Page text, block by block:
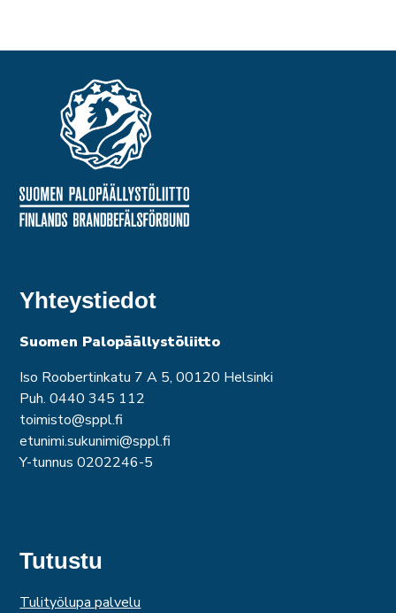
Yhteystiedot
Suomen Palopäällystöliitto
Iso Roobertinkatu 7 A 5, 00120 Helsinki
Puh. 0440 345 112
toimisto@sppl.fi
etunimi.sukunimi@sppl.fi
Y-tunnus 0202246-5
Tutustu
Tulityölupa palvelu